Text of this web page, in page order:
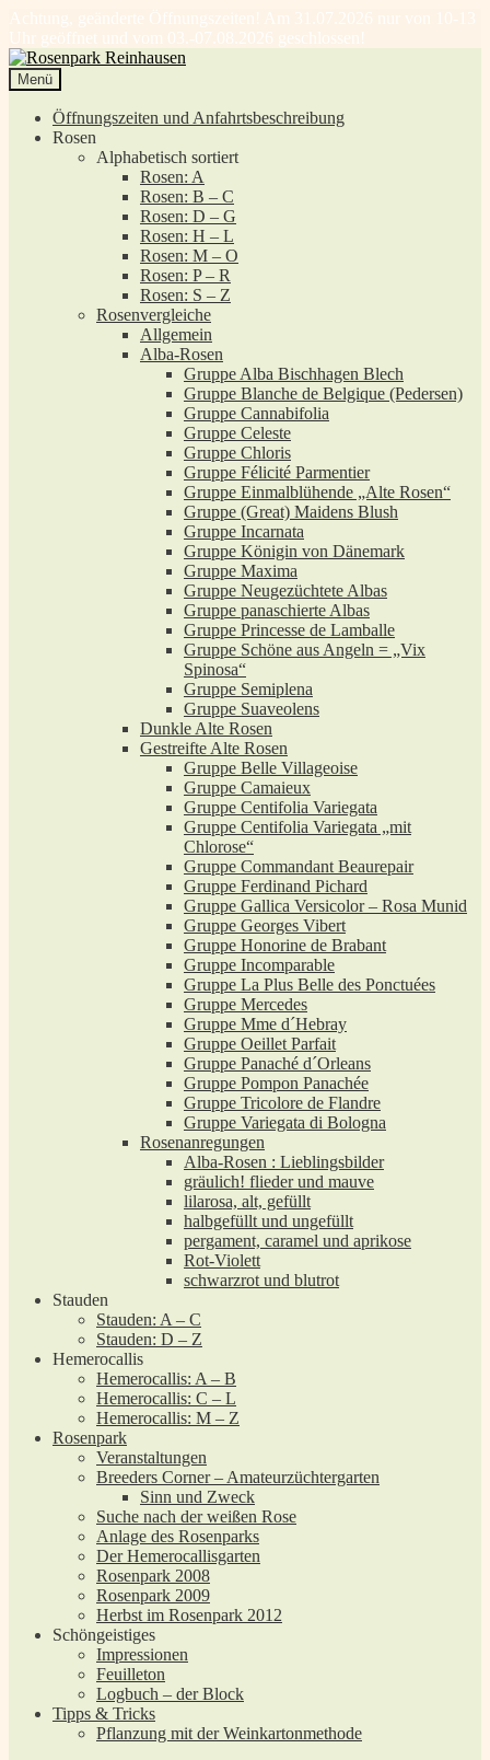
Achtung, geänderte Öffnungszeiten! Am 31.07.2026 nur von 10-13
Uhr geöffnet und vom 03.-07.08.2026 geschlossen!
Zur
Navigation
springen
Zum
Inhalt
springen
Menü
Öffnungszeiten und Anfahrtsbeschreibung
Rosen
Alphabetisch sortiert
Rosen: A
Rosen: B – C
Rosen: D – G
Rosen: H – L
Rosen: M – O
Rosen: P – R
Rosen: S – Z
Rosenvergleiche
Allgemein
Alba-Rosen
Gruppe Alba Bischhagen Blech
Gruppe Blanche de Belgique (Pedersen)
Gruppe Cannabifolia
Gruppe Celeste
Gruppe Chloris
Gruppe Félicité Parmentier
Gruppe Einmalblühende „Alte Rosen“
Gruppe (Great) Maidens Blush
Gruppe Incarnata
Gruppe Königin von Dänemark
Gruppe Maxima
Gruppe Neugezüchtete Albas
Gruppe panaschierte Albas
Gruppe Princesse de Lamballe
Gruppe Schöne aus Angeln = „Vix
Spinosa“
Gruppe Semiplena
Gruppe Suaveolens
Dunkle Alte Rosen
Gestreifte Alte Rosen
Gruppe Belle Villageoise
Gruppe Camaieux
Gruppe Centifolia Variegata
Gruppe Centifolia Variegata „mit
Chlorose“
Gruppe Commandant Beaurepair
Gruppe Ferdinand Pichard
Gruppe Gallica Versicolor – Rosa Munid
Gruppe Georges Vibert
Gruppe Honorine de Brabant
Gruppe Incomparable
Gruppe La Plus Belle des Ponctuées
Gruppe Mercedes
Gruppe Mme d´Hebray
Gruppe Oeillet Parfait
Gruppe Panaché d´Orleans
Gruppe Pompon Panachée
Gruppe Tricolore de Flandre
Gruppe Variegata di Bologna
Rosenanregungen
Alba-Rosen : Lieblingsbilder
gräulich! flieder und mauve
lilarosa, alt, gefüllt
halbgefüllt und ungefüllt
pergament, caramel und aprikose
Rot-Violett
schwarzrot und blutrot
Stauden
Stauden: A – C
Stauden: D – Z
Hemerocallis
Hemerocallis: A – B
Hemerocallis: C – L
Hemerocallis: M – Z
Rosenpark
Veranstaltungen
Breeders Corner – Amateurzüchtergarten
Sinn und Zweck
Suche nach der weißen Rose
Anlage des Rosenparks
Der Hemerocallisgarten
Rosenpark 2008
Rosenpark 2009
Herbst im Rosenpark 2012
Schöngeistiges
Impressionen
Feuilleton
Logbuch – der Block
Tipps & Tricks
Pflanzung mit der Weinkartonmethode